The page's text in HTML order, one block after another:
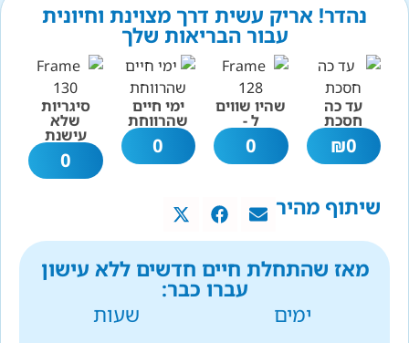
נהדר! אריק עשית דרך מצוינת וחיונית
עבור הבריאות שלך
עד כה
חסכת
0
₪
שהיו שווים
ל -
0
ימי חיים
שהרווחת
0
סיגריות
שלא
עישנת
0
שיתוף מהיר
מאז שהתחלת חיים חדשים ללא עישון
עברו כבר:
ימים
שעות